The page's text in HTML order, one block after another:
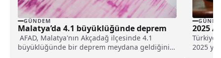
GÜNDEM
Malatya’da 4.1 büyüklüğünde deprem
AFAD, Malatya'nın Akçadağ ilçesinde 4.1
büyüklüğünde bir deprem meydana geldiğini
2025
2025